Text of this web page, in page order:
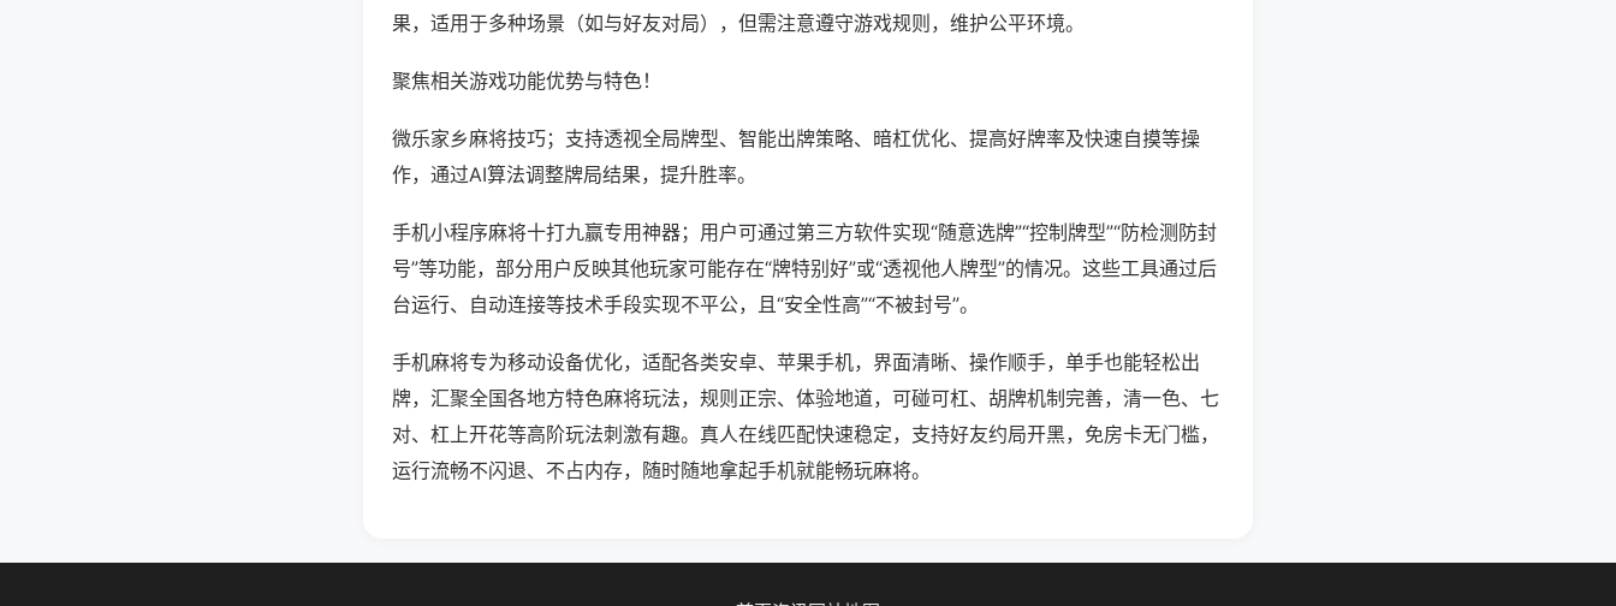
果，适用于多种场景（如与好友对局），但需注意遵守游戏规则，维护公平环境。
聚焦相关游戏功能优势与特色！
微乐家乡麻将技巧；支持透视全局牌型、智能出牌策略、暗杠优化、提高好牌率及快速自摸等操
作，通过AI算法调整牌局结果，提升胜率。
手机小程序麻将十打九赢专用神器；用户可通过第三方软件实现“随意选牌”“控制牌型”“防检测防封
号”等功能，部分用户反映其他玩家可能存在“牌特别好”或“透视他人牌型”的情况。这些工具通过后
台运行、自动连接等技术手段实现不平公，且“安全性高”“不被封号”。
手机麻将专为移动设备优化，适配各类安卓、苹果手机，界面清晰、操作顺手，单手也能轻松出
牌，汇聚全国各地方特色麻将玩法，规则正宗、体验地道，可碰可杠、胡牌机制完善，清一色、七
对、杠上开花等高阶玩法刺激有趣。真人在线匹配快速稳定，支持好友约局开黑，免房卡无门槛，
运行流畅不闪退、不占内存，随时随地拿起手机就能畅玩麻将。